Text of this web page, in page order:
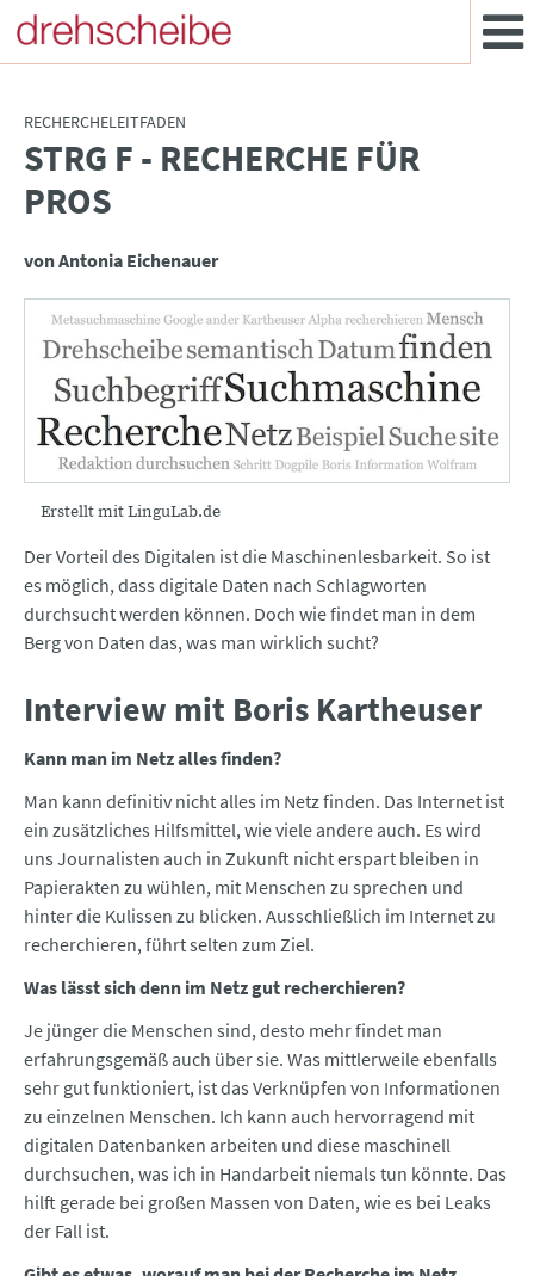
RECHERCHELEITFADEN
:STRG F - RECHERCHE FÜR
PROS
von Antonia Eichenauer
Erstellt mit LinguLab.de
Der Vorteil des Digitalen ist die Maschinenlesbarkeit. So ist
es möglich, dass digitale Daten nach Schlagworten
durchsucht werden können. Doch wie findet man in dem
Berg von Daten das, was man wirklich sucht?
Interview mit Boris Kartheuser
Kann man im Netz alles finden?
Man kann definitiv nicht alles im Netz finden. Das Internet ist
ein zusätzliches Hilfsmittel, wie viele andere auch. Es wird
uns Journalisten auch in Zukunft nicht erspart bleiben in
Papierakten zu wühlen, mit Menschen zu sprechen und
hinter die Kulissen zu blicken. Ausschließlich im Internet zu
recherchieren, führt selten zum Ziel.
Was lässt sich denn im Netz gut recherchieren?
Je jünger die Menschen sind, desto mehr findet man
erfahrungsgemäß auch über sie. Was mittlerweile ebenfalls
sehr gut funktioniert, ist das Verknüpfen von Informationen
zu einzelnen Menschen. Ich kann auch hervorragend mit
digitalen Datenbanken arbeiten und diese maschinell
durchsuchen, was ich in Handarbeit niemals tun könnte. Das
hilft gerade bei großen Massen von Daten, wie es bei Leaks
der Fall ist.